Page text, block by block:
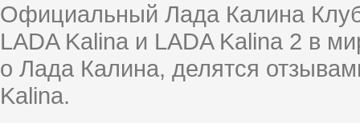
Официальный Лада Калина
LADA Kalina и LADA Kalina 2 в
о Лада Калина, делятся
Kalina.